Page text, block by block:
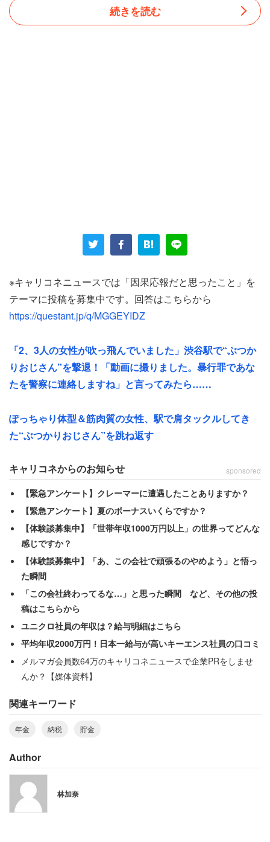
回し、ファンの女の子と遊びまくり。（中略）頼まれて買
ァンからのプレゼントが当たり前になってるせいで、頼ん
だ買い物もプレゼントだと思っていたり、一般人から見る
と非常識」
と、かなりの天狗状態になっていた様子がうかがえる。
そこから30年が経って、彼氏はあることに気づいたらし
「国民年金を払っていなかった。住民税も支払っていなか
くる始末。若い頃になぜバブル世代だったのにお金を正に
泡のように使っていたせいで年金をもらえる年齢になった
のに『年金がもらえない』と逆ギレ」
長い年月が経ち、さんざん遊んできたツケがまわってきた
のだ。それなのに彼氏は何でも周囲のせいにして、自身の
過去の行動を顧みなかった。
「会社員で厚生年金を支払っている私はずっと愚痴を聞か
される日々。ヒット曲に恵まれなかったのをレコード会社
のせいにしないで。ドラマ主題歌がプチスマッシュしか売
れなかったのをドラマの視聴率のせいにしないで。何より
も、年金をもらえないのは自分のせいではないか。会社員
「ちゃんと義務である年金と納税をして、貯金をしていれ
ば惨めな65歳を迎えずに済んだのに因果応報ですよ。リア
ルにアリとキリギリスのお話でした」
続きを読む
※キャリコネニュースでは「因果応報だと思ったこと」を
テーマに投稿を募集中です。回答はこちらから
https://questant.jp/q/MGGEYIDZ
「2、3人の女性が吹っ飛んでいました」渋谷駅で“ぶつか
りおじさん”を撃退！「動画に撮りました。暴行罪であな
たを警察に連絡しますね」と言ってみたら……
ぽっちゃり体型＆筋肉質の女性、駅で肩タックルしてき
た“ぶつかりおじさん”を跳ね返す
キャリコネからのお知らせ sponsored
【緊急アンケート】クレーマーに遭遇したことありますか？
【緊急アンケート】夏のボーナスいくらですか？
【体験談募集中】「世帯年収1000万円以上」の世界ってどんな
感じですか？
【体験談募集中】「あ、この会社で頑張るのやめよう」と悟っ
た瞬間
「この会社終わってるな…」と思った瞬間 など、その他の投
稿はこちらから
ユニクロ社員の年収は？給与明細はこちら
平均年収2000万円！日本一給与が高いキーエンス社員の口コミ
メルマガ会員数64万のキャリコネニュースで企業PRをしませ
んか？【媒体資料】
関連キーワード
年金 納税 貯金
Author
林加奈